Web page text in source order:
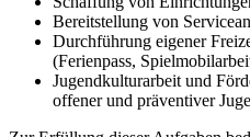
Bereitstellung von
Durchführung eigener
(Ferienpass,
Jugendkulturarbeit und
offener und präventiver